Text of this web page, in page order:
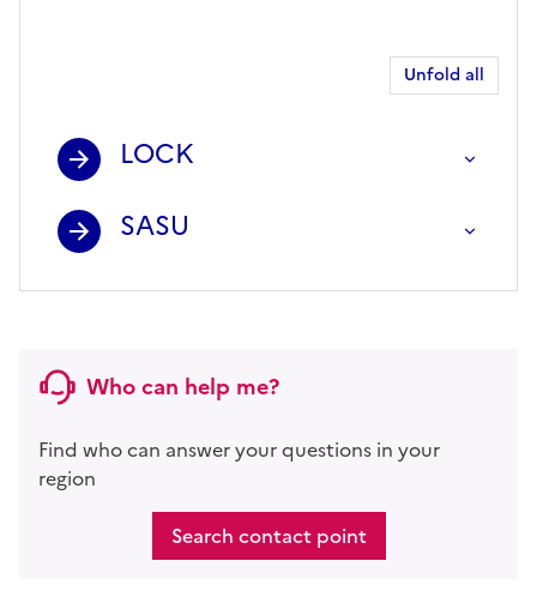
Unfold all
LOCK
SASU
Who can help me?
Find who can answer your questions in your
region
Search contact point